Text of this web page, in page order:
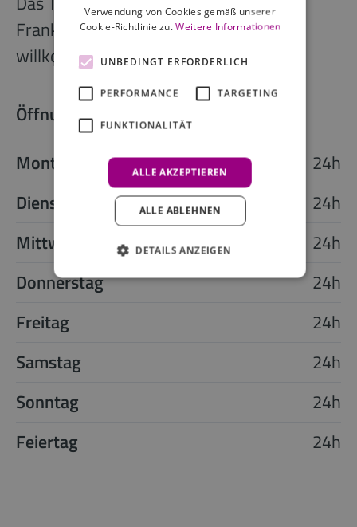
Frankfurt Westend heißt Sie herzlich
willkommen!
Öffnungszeiten der Rezeption
Montag
24h
Dienstag
24h
Mittwoch
24h
Donnerstag
24h
Freitag
24h
Samstag
24h
Sonntag
24h
Feiertag
24h
Verwendung von Cookies gemäß unserer
Cookie-Richtlinie zu.Weitere Informationen
UNBEDINGT ERFORDERLICH
PERFORMANCE TARGETING
FUNKTIONALITÄT
ALLE AKZEPTIEREN
ALLE ABLEHNEN
DETAILS ANZEIGEN